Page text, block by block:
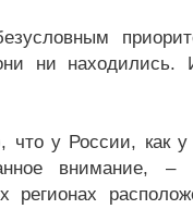
ни
у России, как у
внимание,
регионах